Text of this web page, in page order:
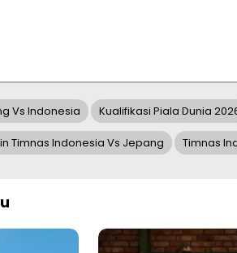
Vs Indonesia Kualifikasi Piala Dunia
Timnas Indonesia Vs Jepang Timnas